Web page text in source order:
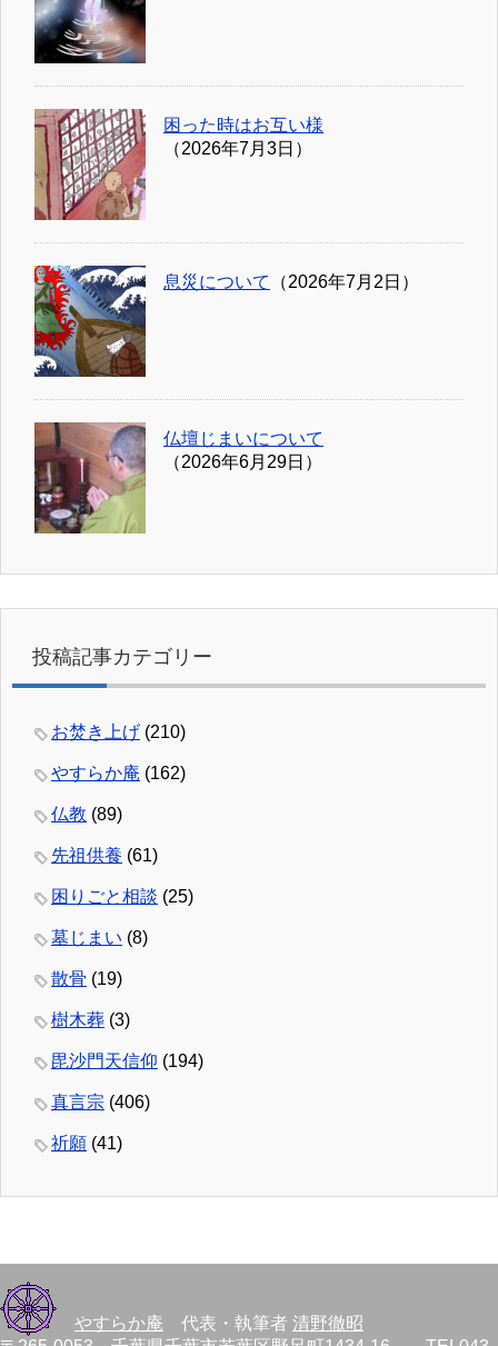
困った時はお互い様
（2026年7月3日）
息災について （2026年7月2日）
仏壇じまいについて
（2026年6月29日）
投稿記事カテゴリー
お焚き上げ (210)
やすらか庵 (162)
仏教 (89)
先祖供養 (61)
困りごと相談 (25)
墓じまい (8)
散骨 (19)
樹木葬 (3)
毘沙門天信仰 (194)
真言宗 (406)
祈願 (41)
やすらか庵 代表・執筆者 清野徹昭